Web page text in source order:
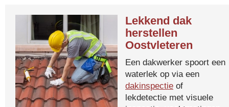
Lekkend dak
herstellen
Oostvleteren
Een dakwerker spoort een
waterlek op via een
dakinspectie of
lekdetectie met visuele